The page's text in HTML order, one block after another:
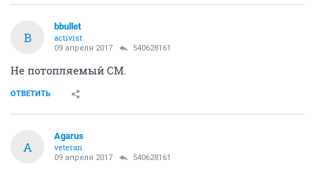
B
bbullet
activist
09 апреля 2017 540628161
Не потопляемый СМ.
ОТВЕТИТЬ
A
Agarus
veteran
09 апреля 2017 540628161